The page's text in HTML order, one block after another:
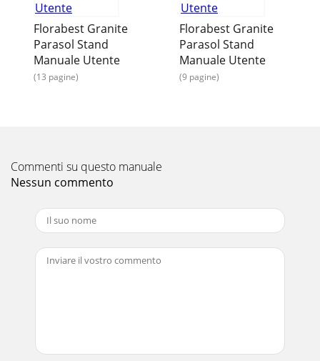
Florabest Granite
Parasol Stand
Manuale Utente
(13 pagine)
Florabest Granite
Parasol Stand
Manuale Utente
(9 pagine)
Commenti su questo manuale
Nessun commento